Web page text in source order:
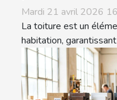
Mardi 21 avril 2026
La toiture est un
habitation,